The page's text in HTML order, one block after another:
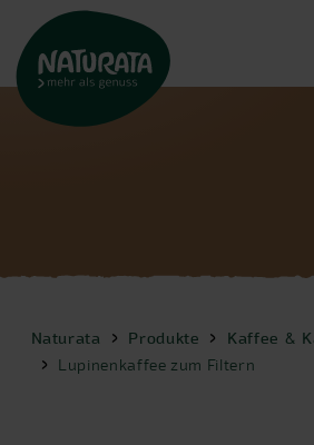
Naturata Produkte
Kaffee &
Lupinenkaffee zum Filtern